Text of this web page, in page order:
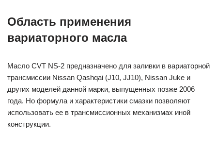
Область применения
вариаторного масла
Масло CVT NS-2 предназначено для заливки в вариаторной
трансмиссии Nissan Qashqai (J10, JJ10), Nissan Juke и
других моделей данной марки, выпущенных позже 2006
года. Но формула и характеристики смазки позволяют
использовать ее в трансмиссионных механизмах иной
конструкции.